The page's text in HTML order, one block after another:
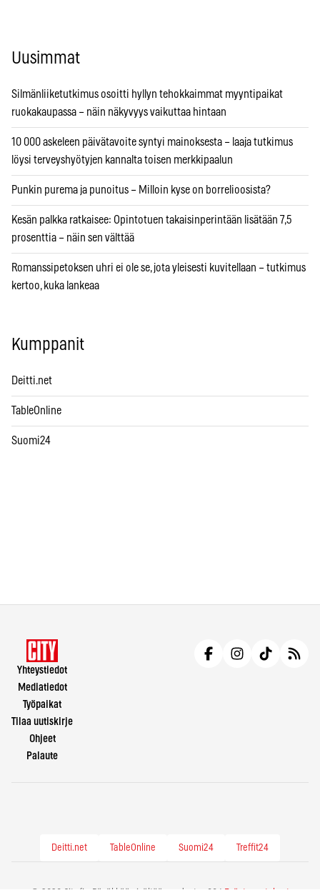
Uusimmat
Silmänliiketutkimus osoitti hyllyn tehokkaimmat myyntipaikat
ruokakaupassa – näin näkyvyys vaikuttaa hintaan
10 000 askeleen päivätavoite syntyi mainoksesta – laaja tutkimus
löysi terveyshyötyjen kannalta toisen merkkipaalun
Punkin purema ja punoitus – Milloin kyse on borrelioosista?
Kesän palkka ratkaisee: Opintotuen takaisinperintään lisätään 7,5
prosenttia – näin sen välttää
Romanssipetoksen uhri ei ole se, jota yleisesti kuvitellaan – tutkimus
kertoo, kuka lankeaa
Kumppanit
Deitti.net
TableOnline
Suomi24
Yhteystiedot
Mediatiedot
Työpaikat
Tilaa uutiskirje
Ohjeet
Palaute
Deitti.net TableOnline Suomi24 Treffit24